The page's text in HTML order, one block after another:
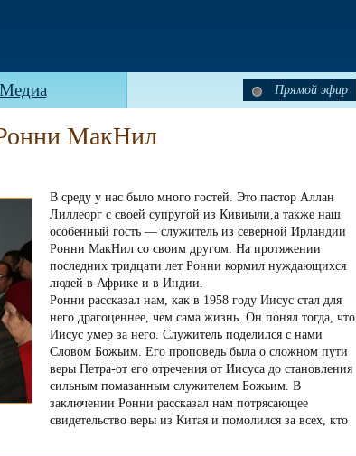
Медиа Прямой эфир
МакНил
В среду у нас было много гостей. Это пастор Аллан
Лиллеорг с своей супругой из Кивиыли,а также наш
особенный гость — служитель из северной Ирландии
Ронни МакНил со своим другом. На протяжении
последних тридцати лет Ронни кормил нуждающихся
людей в Африке и в Индии.
Ронни рассказал нам, как в 1958 году Иисус стал для
него драгоценнее, чем сама жизнь. Он понял тогда, что
Иисус умер за него. Служитель поделился с нами
Словом Божьим. Его проповедь была о сложном пути
веры Петра-от его отречения от Иисуса до становления
сильным помазанным служителем Божьим. В
заключении Ронни рассказал нам потрясающее
свидетельство веры из Китая и помолился за всех, кто